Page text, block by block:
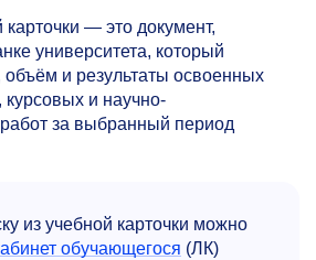
— это документ,
университета, который
объём и результаты освоенных
курсовых и научно-
работ за выбранный период
из учебной карточки можно
обучающегося (ЛК)